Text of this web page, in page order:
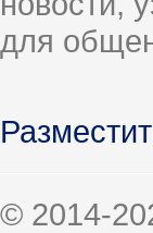
для
© 2014-